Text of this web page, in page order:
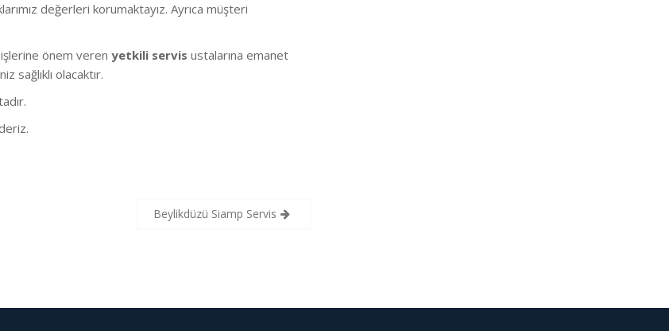
değerleri korumaktayız. Ayrıca müşteri
işlerine önem veren yetkili servis ustalarına emanet
sağlıklı olacaktır.
Beylikdüzü Siamp Servis